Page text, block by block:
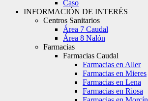
Caso
INFORMACIÓN DE INTERÉS
Centros Sanitarios
Área 7 Caudal
Área 8 Nalón
Farmacias
Farmacias Caudal
Farmacias en Aller
Farmacias en Mieres
Farmacias en Lena
Farmacias en Riosa